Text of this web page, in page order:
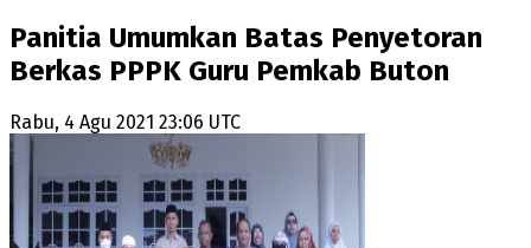
Panitia Umumkan Batas Penyetoran
Berkas PPPK Guru Pemkab Buton
Rabu, 4 Agu 2021 23:06 UTC